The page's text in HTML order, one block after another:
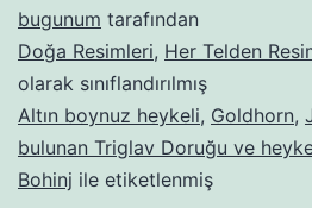
bugunum tarafından
Doğa Resimleri, Her Telden
olarak sınıflandırılmış
Altın boynuz heykeli, Goldhorn,
bulunan Triglav Doruğu ve
Bohinj ile etiketlenmiş